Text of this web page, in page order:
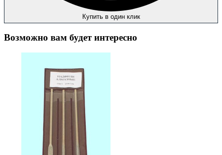
Купить в один клик
Возможно вам будет интересно